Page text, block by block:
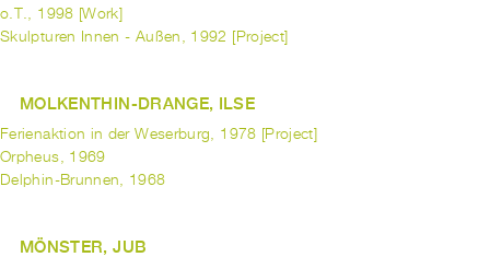
o.T., 1998 [Work]
Skulpturen Innen - Außen, 1992 [Project]
MOLKENTHIN-DRANGE, ILSE
Ferienaktion in der Weserburg, 1978 [Project]
Orpheus, 1969
Delphin-Brunnen, 1968
MÖNSTER, JUB